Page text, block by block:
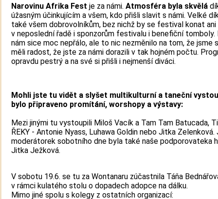
Narovinu Afrika Fest je za námi. Atmosféra byla skvělá
úžasným účinkujícím a všem, kdo přišli slavit s námi. Velké
také všem dobrovolníkům, bez nichž by se festival konat ani
v neposlední řadě i sponzorům festivalu i benefiční tomboly.
nám sice moc nepřálo, ale to nic nezměnilo na tom, že jsme
měli radost, že jste za námi dorazili v tak hojném počtu.
opravdu pestrý a na své si přišli i nejmenší diváci.
Mohli jste tu vidět a slyšet multikulturní a taneční
bylo připraveno promítání, worshopy a výstavy:
Mezi jinými tu vystoupili Miloš Vacík a Tam Tam Batucada,
ŘEKY - Antonie Nyass, Luhawa Goldin nebo Jitka Zelenková.
moderátorek sobotního dne byla také naše podporovateka
Jitka Ježková.
V sobotu 19.6. se tu za Wontanaru zúčastnila Táňa
v rámci kulatého stolu o dopadech adopce na dálku.
Mimo jiné spolu s kolegy z ostatních organizací: